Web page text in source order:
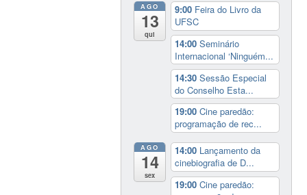
AGO
13
qui
9:00 Feira do Livro da
UFSC
14:00Seminário
Internacional ‘Ninguém...
14:30Sessão Especial
do Conselho Esta...
19:00Cine paredão:
programação de rec...
AGO
14
sex
14:00 Lançamento da
cinebiografia de D...
19:00Cine paredão: